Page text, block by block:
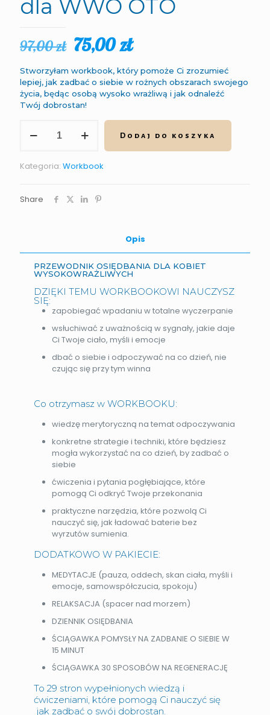
dla WWO OTO
97,00zł 75,00zł
Stworzyłam workbook, który pomoże Ci zrozumieć
lepiej, jak zadbać o siebie w rożnych obszarach swojego
życia, będąc osobą wysoko wrażliwą i jak odnaleźć
Twój dobrostan!
Dodaj do koszyka
Kategoria: Workbook
Share
Opis
PRZEWODNIK OSIĘDBANIA DLA KOBIET
WYSOKOWRAŻLIWYCH​
DZIĘKI TEMU WORKBOOKOWI NAUCZYSZ
SIĘ:
zapobiegać wpadaniu w totalne wyczerpanie
wsłuchiwać z uważnością w sygnały, jakie daje
Ci Twoje ciało, myśli i emocje
dbać o siebie i odpoczywać na co dzień, nie
czując się przy tym winna
Co otrzymasz w WORKBOOKU:
wiedzę merytoryczną na temat odpoczywania
konkretne strategie i techniki, które będziesz
mogła wykorzystać na co dzień, by zadbać o
siebie
ćwiczenia i pytania pogłębiające, które
pomogą Ci odkryć Twoje przekonania
praktyczne narzędzia, które pozwolą Ci
nauczyć się, jak ładować baterie bez
wyrzutów sumienia.
DODATKOWO W PAKIECIE:
MEDYTACJE (pauza, oddech, skan ciała, myśli i
emocje, samowspółczucia, spokoju)
RELAKSACJA​ (spacer nad morzem)
DZIENNIK OSIĘDBANIA
ŚCIĄGAWKA POMYSŁY NA ZADBANIE O SIEBIE W
15 MINUT
ŚCIĄGAWKA 30 SPOSOBÓW NA REGENERACJĘ​​
To 29 stron wypełnionych wiedzą i
ćwiczeniami, które pomogą Ci nauczyć się
jak zadbać o swój dobrostan.